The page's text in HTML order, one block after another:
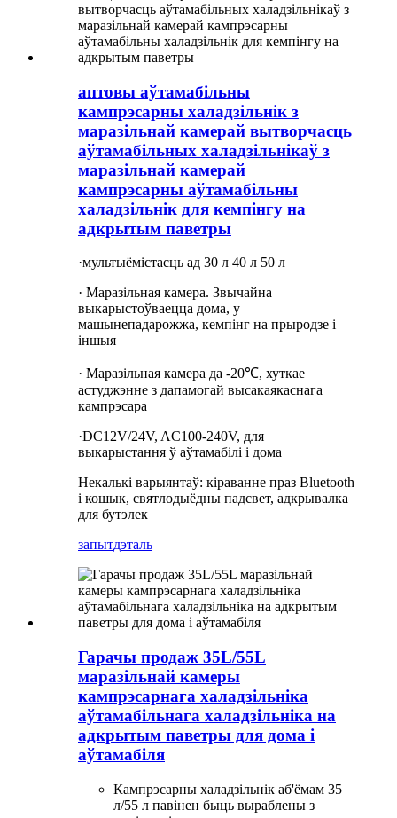
аптовы аўтамабільны
кампрэсарны халадзільнік з
маразільнай камерай вытворчасць
аўтамабільных халадзільнікаў з
маразільнай камерай
кампрэсарны аўтамабільны
халадзільнік для кемпінгу на
адкрытым паветры
·мультыёмістасць ад 30 л 40 л 50 л
· Маразільная камера. Звычайна
выкарыстоўваецца дома, у
машынепадарожжа, кемпінг на прыродзе і
іншыя
· Маразільная камера да -20℃, хуткае
астуджэнне з дапамогай высакаякаснага
кампрэсара
·DC12V/24V, AC100-240V, для
выкарыстання ў аўтамабілі і дома
Некалькі варыянтаў: кіраванне праз Bluetooth
і кошык, святлодыёдны падсвет, адкрывалка
для бутэлек
запытдэталь
Гарачы продаж 35L/55L
маразільнай камеры
кампрэсарнага халадзільніка
аўтамабільнага халадзільніка на
адкрытым паветры для дома і
аўтамабіля
Кампрэсарны халадзільнік аб'ёмам 35
л/55 л павінен быць выраблены з